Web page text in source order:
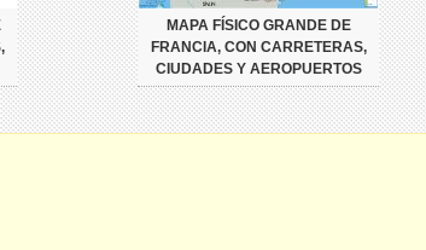
MAPA FÍSICO GRANDE DE
FRANCIA, CON CARRETERAS,
CIUDADES Y AEROPUERTOS